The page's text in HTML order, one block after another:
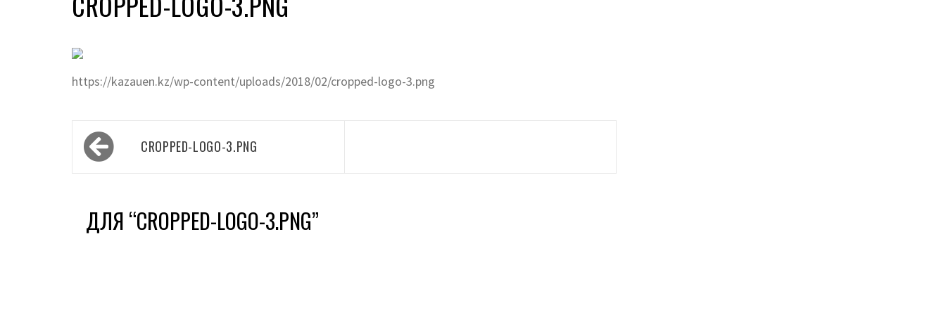
https://kazauen.kz/wp-content/uploads/2018/02/cropped-logo-3.png
Навигация
по CROPPED-LOGO-3.PNG
ДЛЯ “CROPPED-LOGO-3.PNG”